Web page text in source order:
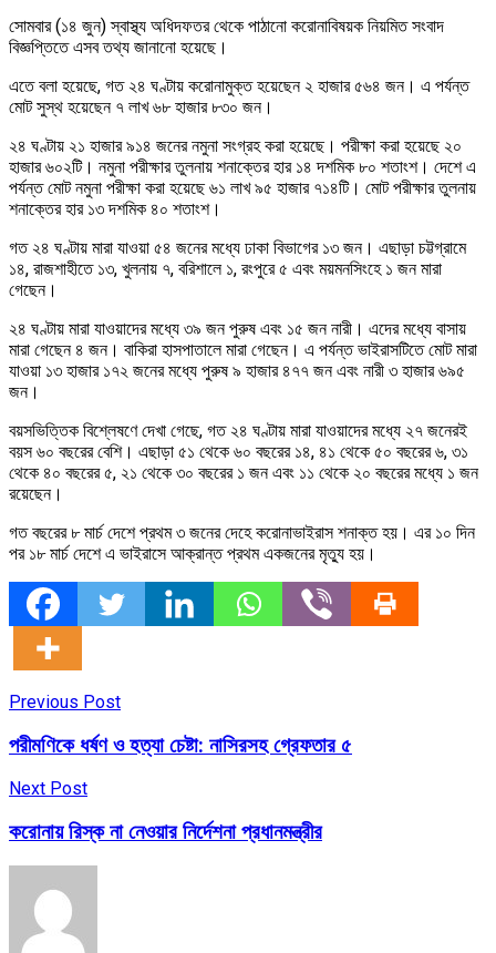
সোমবার (১৪ জুন) স্বাস্থ্য অধিদফতর থেকে পাঠানো করোনাবিষয়ক নিয়মিত সংবাদ
বিজ্ঞপ্তিতে এসব তথ্য জানানো হয়েছে।
এতে বলা হয়েছে, গত ২৪ ঘণ্টায় করোনামুক্ত হয়েছেন ২ হাজার ৫৬৪ জন। এ পর্যন্ত
মোট সুস্থ হয়েছেন ৭ লাখ ৬৮ হাজার ৮৩০ জন।
২৪ ঘণ্টায় ২১ হাজার ৯১৪ জনের নমুনা সংগ্রহ করা হয়েছে। পরীক্ষা করা হয়েছে ২০
হাজার ৬০২টি। নমুনা পরীক্ষার তুলনায় শনাক্তের হার ১৪ দশমিক ৮০ শতাংশ। দেশে এ
পর্যন্ত মোট নমুনা পরীক্ষা করা হয়েছে ৬১ লাখ ৯৫ হাজার ৭১৪টি। মোট পরীক্ষার তুলনায়
শনাক্তের হার ১৩ দশমিক ৪০ শতাংশ।
গত ২৪ ঘণ্টায় মারা যাওয়া ৫৪ জনের মধ্যে ঢাকা বিভাগের ১৩ জন। এছাড়া চট্টগ্রামে
১৪, রাজশাহীতে ১৩, খুলনায় ৭, বরিশালে ১, রংপুরে ৫ এবং ময়মনসিংহে ১ জন মারা
গেছেন।
২৪ ঘণ্টায় মারা যাওয়াদের মধ্যে ৩৯ জন পুরুষ এবং ১৫ জন নারী। এদের মধ্যে বাসায়
মারা গেছেন ৪ জন। বাকিরা হাসপাতালে মারা গেছেন। এ পর্যন্ত ভাইরাসটিতে মোট মারা
যাওয়া ১৩ হাজার ১৭২ জনের মধ্যে পুরুষ ৯ হাজার ৪৭৭ জন এবং নারী ৩ হাজার ৬৯৫
জন।
বয়সভিত্তিক বিশ্লেষণে দেখা গেছে, গত ২৪ ঘণ্টায় মারা যাওয়াদের মধ্যে ২৭ জনেরই
বয়স ৬০ বছরের বেশি। এছাড়া ৫১ থেকে ৬০ বছরের ১৪, ৪১ থেকে ৫০ বছরের ৬, ৩১
থেকে ৪০ বছরের ৫, ২১ থেকে ৩০ বছরের ১ জন এবং ১১ থেকে ২০ বছরের মধ্যে ১ জন
রয়েছেন।
গত বছরের ৮ মার্চ দেশে প্রথম ৩ জনের দেহে করোনাভাইরাস শনাক্ত হয়। এর ১০ দিন
পর ১৮ মার্চ দেশে এ ভাইরাসে আক্রান্ত প্রথম একজনের মৃত্যু হয়।
Previous Post
পরীমণিকে ধর্ষণ ও হত্যা চেষ্টা: নাসিরসহ গ্রেফতার ৫
Next Post
করোনায় রিস্ক না নেওয়ার নির্দেশনা প্রধানমন্ত্রীর